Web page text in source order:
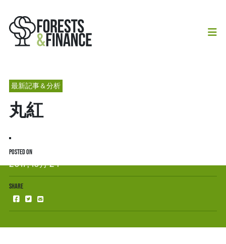
最新記事＆分析
丸紅
POSTED ON
2017, 10月 24
SHARE